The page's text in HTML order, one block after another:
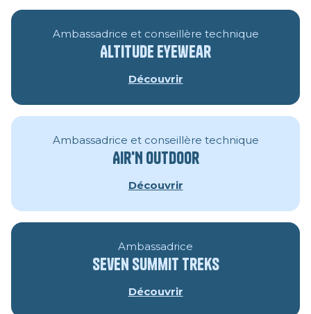
Ambassadrice et conseillère technique
Altitude Eyewear
Découvrir
Ambassadrice et conseillère technique
Air'N Outdoor
Découvrir
Ambassadrice
Seven Summit Treks
Découvrir